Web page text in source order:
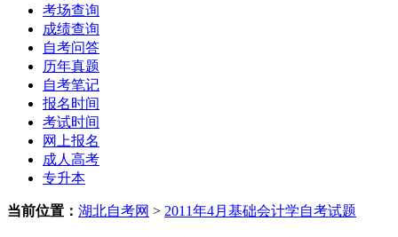
考场查询
成绩查询
自考问答
历年真题
自考笔记
报名时间
考试时间
网上报名
成人高考
专升本
当前位置： 湖北自考网 > 2011年4月基础会计学自考试题